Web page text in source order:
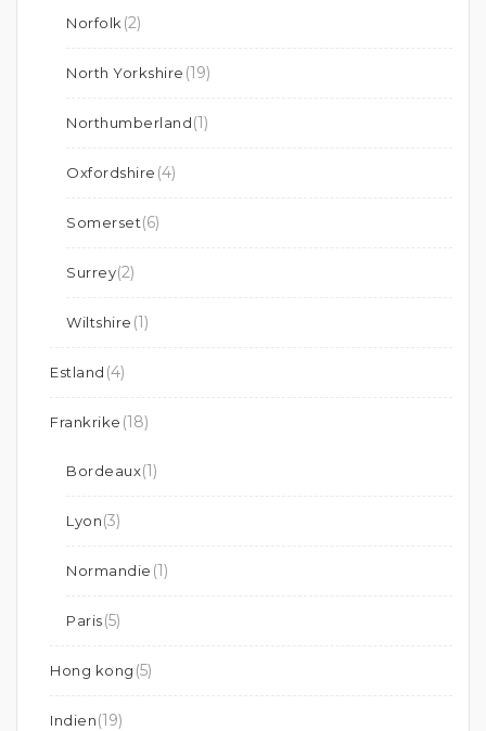
Norfolk (2)
North Yorkshire (19)
Northumberland(1)
Oxfordshire (4)
Somerset(6)
Surrey(2)
Wiltshire (1)
Estland (4)
Frankrike (18)
Bordeaux(1)
Lyon(3)
Normandie (1)
Paris(5)
Hong kong (5)
Indien(19)